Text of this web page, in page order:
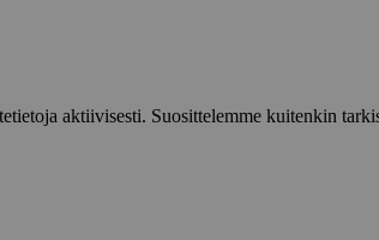
aktiivisesti. Suosittelemme kuitenkin